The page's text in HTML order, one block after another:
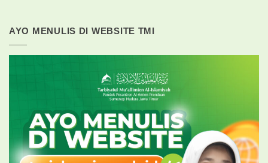
AYO MENULIS DI WEBSITE TMI